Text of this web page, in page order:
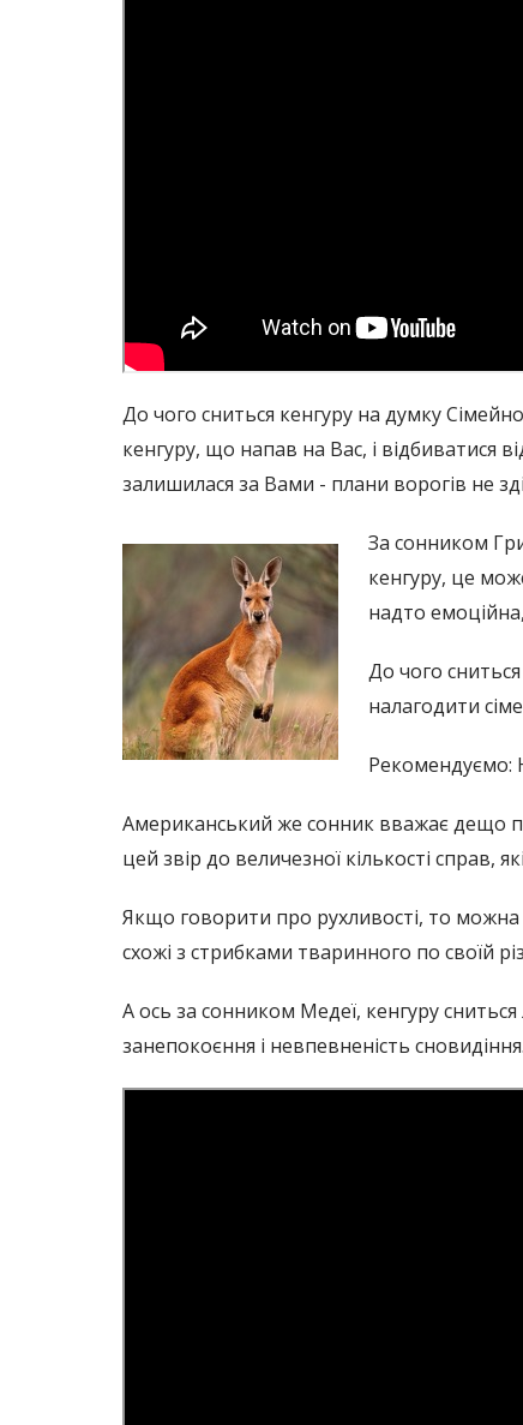
До чого сниться кенгуру на думку
кенгуру, що напав на Вас, і відбиватися
залишилася за Вами - плани ворогів не
За сонником
кенгуру, це
надто
До чого
налагодити
Рекомендуємо:
Американський же сонник вважає дещо
цей звір до величезної кількості справ,
Якщо говорити про рухливості, то можна
схожі з стрибками тваринного по своїй
А ось за сонником Медеї, кенгуру
занепокоєння і невпевненість сновидіння.